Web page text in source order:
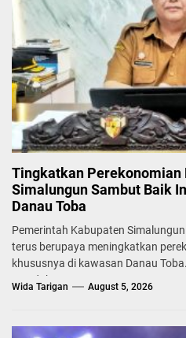
Tingkatkan
Simalungun Sambut Baik
Danau Toba
Pemerintah Kabupaten
terus berupaya meningkatkan
khususnya di kawasan Danau
mendukung...
Wida Tarigan August 5, 2026